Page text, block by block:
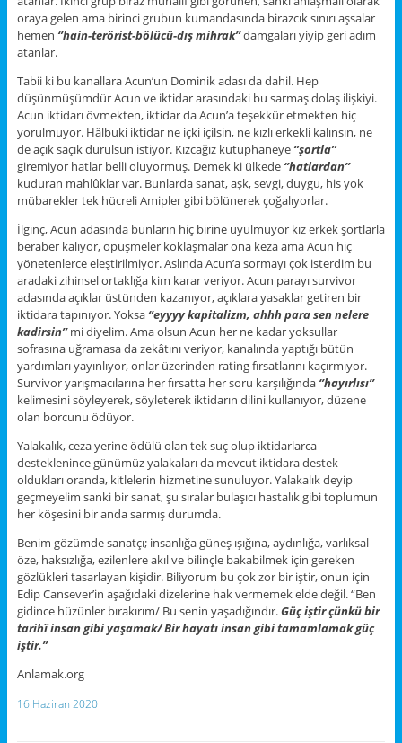
oraya gelen ama birinci grubun kumandasında birazcık sınırı aşsalar
hemen ‘’hain-terörist-bölücü-dış mihrak’’damgaları yiyip geri adım
atanlar.
Tabii ki bu kanallara Acun’un Dominik adası da dahil. Hep
düşünmüşümdür Acun ve iktidar arasındaki bu sarmaş dolaş ilişkiyi.
Acun iktidarı övmekten, iktidar da Acun’a teşekkür etmekten hiç
yorulmuyor. Hâlbuki iktidar ne içki içilsin, ne kızlı erkekli kalınsın, ne
de açık saçık durulsun istiyor. Kızcağız kütüphaneye ‘’şortla’’
giremiyor hatlar belli oluyormuş. Demek ki ülkede ‘’hatlardan’’
kuduran mahlûklar var. Bunlarda sanat, aşk, sevgi, duygu, his yok
mübarekler tek hücreli Amipler gibi bölünerek çoğalıyorlar.
İlginç, Acun adasında bunların hiç birine uyulmuyor kız erkek şortlarla
beraber kalıyor, öpüşmeler koklaşmalar ona keza ama Acun hiç
yönetenlerce eleştirilmiyor. Aslında Acun’a sormayı çok isterdim bu
aradaki zihinsel ortaklığa kim karar veriyor. Acun parayı survivor
adasında açıklar üstünden kazanıyor, açıklara yasaklar getiren bir
iktidara tapınıyor. Yoksa ‘’eyyyy kapitalizm, ahhh para sen nelere
kadirsin’’mi diyelim. Ama olsun Acun her ne kadar yoksullar
sofrasına uğramasa da zekâtını veriyor, kanalında yaptığı bütün
yardımları yayınlıyor, onlar üzerinden rating fırsatlarını kaçırmıyor.
Survivor yarışmacılarına her fırsatta her soru karşılığında ‘’hayırlısı’’
kelimesini söyleyerek, söyleterek iktidarın dilini kullanıyor, düzene
olan borcunu ödüyor.
Yalakalık, ceza yerine ödülü olan tek suç olup iktidarlarca
desteklenince günümüz yalakaları da mevcut iktidara destek
oldukları oranda, kitlelerin hizmetine sunuluyor. Yalakalık deyip
geçmeyelim sanki bir sanat, şu sıralar bulaşıcı hastalık gibi toplumun
her köşesini bir anda sarmış durumda.
Benim gözümde sanatçı; insanlığa güneş ışığına, aydınlığa, varlıksal
öze, haksızlığa, ezilenlere akıl ve bilinçle bakabilmek için gereken
gözlükleri tasarlayan kişidir. Biliyorum bu çok zor bir iştir, onun için
Edip Cansever’in aşağıdaki dizelerine hak vermemek elde değil. “Ben
gidince hüzünler bırakırım/ Bu senin yaşadığındır.Güç iştir çünkü bir
tarihî insan gibi yaşamak/ Bir hayatı insan gibi tamamlamak güç
iştir.”
Anlamak.org
16 Haziran 2020